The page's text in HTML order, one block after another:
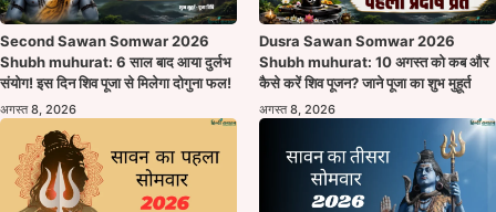
Second Sawan Somwar 2026
Shubh muhurat: 6 साल बाद आया दुर्लभ
संयोग! इस दिन शिव पूजा से मिलेगा दोगुना फल!
अगस्त 8, 2026
Dusra Sawan Somwar 2026
Shubh muhurat: 10 अगस्त को कब और
कैसे करें शिव पूजन? जाने पूजा का शुभ मुहूर्त
अगस्त 8, 2026